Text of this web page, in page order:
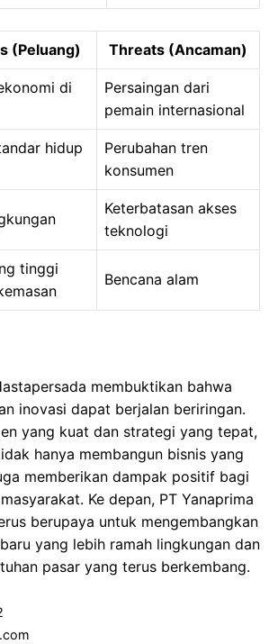
(Peluang) Threats (Ancaman)
di
Persaingan dari
pemain internasional
hidup
Perubahan tren
konsumen
Keterbatasan akses
teknologi
tinggi
Bencana alam
membuktikan bahwa
inovasi dapat berjalan beriringan.
yang kuat dan strategi yang tepat,
hanya membangun bisnis yang
memberikan dampak positif bagi
Ke depan, PT Yanaprima
berupaya untuk mengembangkan
yang lebih ramah lingkungan dan
pasar yang terus berkembang.